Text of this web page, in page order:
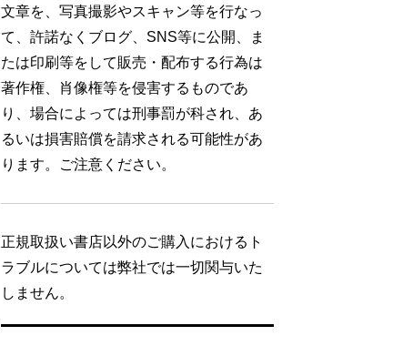
文章を、写真撮影やスキャン等を行なっ
て、許諾なくブログ、SNS等に公開、ま
たは印刷等をして販売・配布する行為は
著作権、肖像権等を侵害するものであ
り、場合によっては刑事罰が科され、あ
るいは損害賠償を請求される可能性があ
ります。ご注意ください。
正規取扱い書店以外のご購入におけるト
ラブルについては弊社では一切関与いた
しません。